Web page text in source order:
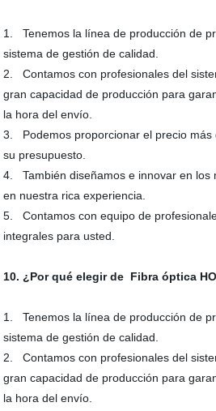
1. Tenemos la línea de producción de
sistema de gestión de calidad.
2. Contamos con profesionales del
gran capacidad de producción para
la hora del envío.
3. Podemos proporcionar el precio más
su presupuesto.
4. También diseñamos e innovar en los
en nuestra rica experiencia.
5. Contamos con equipo de
integrales para usted.
10. ¿Por qué elegir de Fibra óptica
1. Tenemos la línea de producción de
sistema de gestión de calidad.
2. Contamos con profesionales del
gran capacidad de producción para
la hora del envío.